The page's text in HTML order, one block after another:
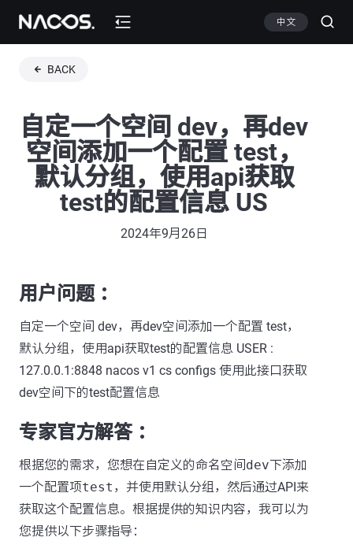
中文
BACK
自定一个空间 dev，再dev
空间添加一个配置 test，
默认分组，使用api获取
test的配置信息 US
2024年9月26日
用户问题 ：
自定一个空间 dev，再dev空间添加一个配置 test，
默认分组，使用api获取test的配置信息 USER :
127.0.0.1:8848 nacos v1 cs configs 使用此接口获取
dev空间下的test配置信息
专家官方解答 ：
根据您的需求，您想在自定义的命名空间dev下添加
一个配置项test ，并使用默认分组，然后通过API来
获取这个配置信息。根据提供的知识内容，我可以为
您提供以下步骤指导：